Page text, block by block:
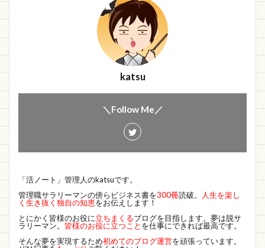
katsu
＼Follow Me／
「活ノート」管理人のkatsuです。
管理職サラリーマンの傍らビジネス書を300冊読破。
人生を楽し
く生き抜く独自の知恵をお伝えします！
とにかく皆様のお役に立ちまくるブログを目指します。夢は脱サ
ラリーマン。 皆様のお役に立つこと を仕事にできれば最高です。
そんな夢を実現するため初めてのブログ運営を頑張っています。